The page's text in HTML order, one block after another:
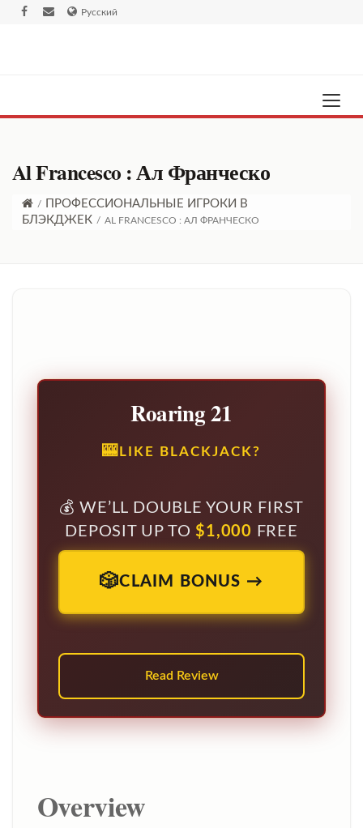
Русский
Al Francesco : Ал Франческо
/ ПРОФЕССИОНАЛЬНЫЕ ИГРОКИ В
БЛЭКДЖЕК / AL FRANCESCO : АЛ ФРАНЧЕСКО
Roaring 21
LIKE BLACKJACK?
WE’LL DOUBLE YOUR FIRST
DEPOSIT UP TO $1,000 FREE
CLAIM BONUS →
Read Review
Overview